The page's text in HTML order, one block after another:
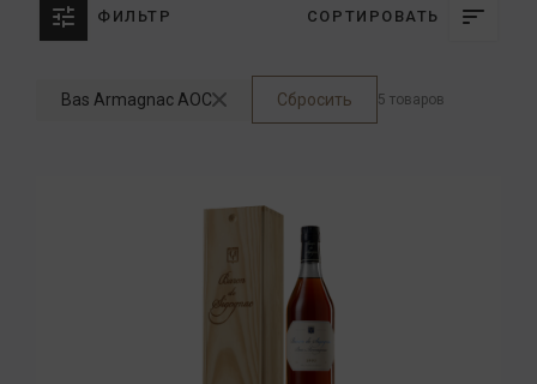
ФИЛЬТР СОРТИРОВАТЬ
Bas Armagnac AOC Сбросить 5 товаров